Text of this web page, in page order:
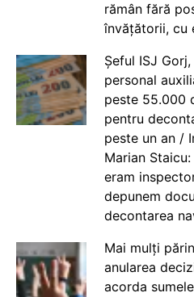
rămân fără
învățătorii, cu
Șeful ISJ
personal
peste 55.000
pentru
peste un an /
Marian
eram
depunem
decontarea
Mai mulți
anularea
acorda